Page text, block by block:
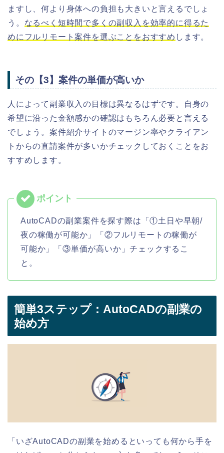
ますし、何より身体への負担も大きいと言えるでしょ
う。 なるべく短時間で多くの副収入を効率的に得るた
めにフルリモート案件を選ぶことをおすすめ します。
その【3】案件の単価が高いか
人によって副業収入の目標は異なるはずです。自身の
希望に沿った金額感かの確認はもちろん必要と言える
でしょう。 案件紹介サイトのマージン率やクライアン
トからの直請案件が多いかチェックしておくことをお
すすめします。
AutoCADの副業案件を探す際は「①土日や早朝/
夜の稼働が可能か」「②フルリモートの稼働が
可能か」「③単価が高いか」チェックするこ
と。
簡単3ステップ：AutoCADの副業の
始め方
「いざAutoCADの副業を始めるといっても何から手を